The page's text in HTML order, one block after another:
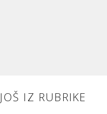
JOŠ IZ RUBRIKE